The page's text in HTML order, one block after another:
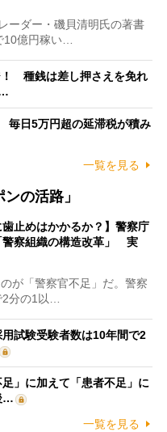
ーダー・磯貝清明氏の著書
10億円稼い…
！ 種銭は差し押さえを免れ
毎日5万円超の延滞税が積み
一覧を見る
の活路」
歯止めはかかるか？】警察庁
警察組織の構造改革」 実
が「警察官不足」だ。警察
分の1以…
用試験受験者数は10年間で2
」に加えて「患者不足」に
…
一覧を見る